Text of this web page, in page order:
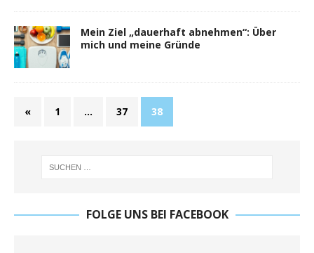
Mein Ziel „dauerhaft abnehmen“: Über
mich und meine Gründe
« 1 … 37 38
FOLGE UNS BEI FACEBOOK